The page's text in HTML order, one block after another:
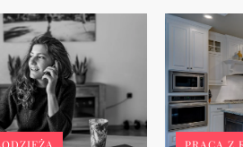
PRACA Z